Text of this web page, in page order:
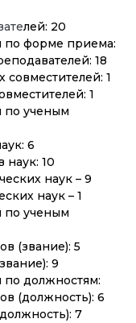
лей: 20
по форме приема:
18
совместителей: 1
1
по ученым
6
наук: 10
наук – 9
наук – 1
по ученым
(звание): 5
9
по должностям:
(должность): 6
7